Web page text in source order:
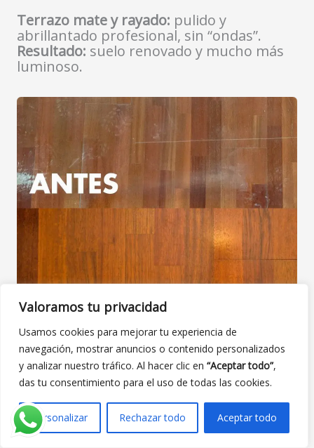
Valoramos tu privacidad
Usamos cookies para mejorar tu experiencia de
navegación, mostrar anuncios o contenido personalizados
y analizar nuestro tráfico. Al hacer clic en “Aceptar todo”,
das tu consentimiento para el uso de todas las cookies.
Personalizar Rechazar todo Aceptar todo
Terrazo mate y rayado: pulido y
abrillantado profesional, sin “ondas”.
Resultado: suelo renovado y mucho más
luminoso.